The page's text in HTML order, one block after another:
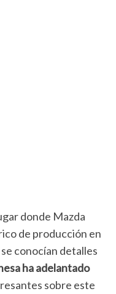
donde Mazda
de producción en
conocían detalles
ha adelantado
sobre este